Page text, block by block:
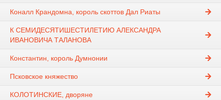
Коналл Крандомна, король скоттов Дал Риаты
К СЕМИДЕСЯТИШЕСТИЛЕТИЮ АЛЕКСАНДРА
ИВАНОВИЧА ТАЛАНОВА
Константин, король Думнонии
Псковское княжество
КОЛОТИНСКИЕ, дворяне